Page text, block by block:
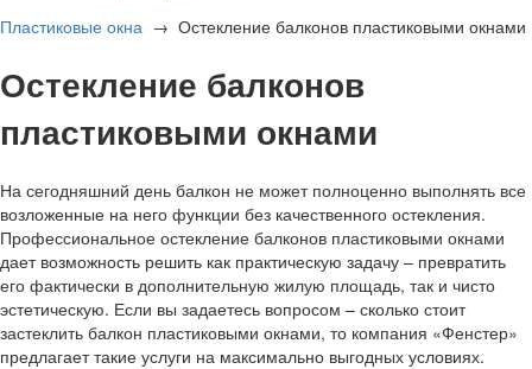
Пластиковые окна → Остекление балконов пластиковыми окнами
Остекление балконов
пластиковыми окнами
На сегодняшний день балкон не может полноценно выполнять все
возложенные на него функции без качественного остекления.
Профессиональное остекление балконов пластиковыми окнами
дает возможность решить как практическую задачу – превратить
его фактически в дополнительную жилую площадь, так и чисто
эстетическую. Если вы задаетесь вопросом – сколько стоит
застеклить балкон пластиковыми окнами, то компания «Фенстер»
предлагает такие услуги на максимально выгодных условиях.